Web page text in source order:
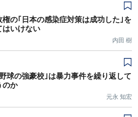
権の｢日本の感染症対策は成功した｣を
はいけない
内田 樹
球の強豪校｣は暴力事件を繰り返して
のか
元永 知宏